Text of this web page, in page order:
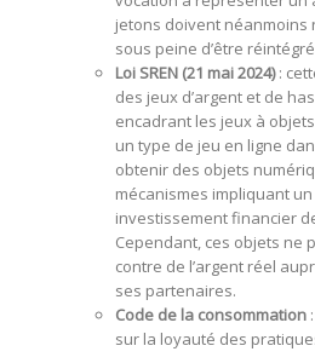
jetons doivent néanmoins
sous peine d’être
Loi SREN (21 mai 2024):
des jeux d’argent et de
encadrant les jeux à
un type de jeu en ligne
obtenir des objets
mécanismes impliquant
investissement financier
Cependant, ces objets ne
contre de l’argent réel
ses partenaires.
Code de la consommation
sur la loyauté des